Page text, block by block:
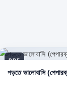
PDF
পড়তে ভালোবাসি